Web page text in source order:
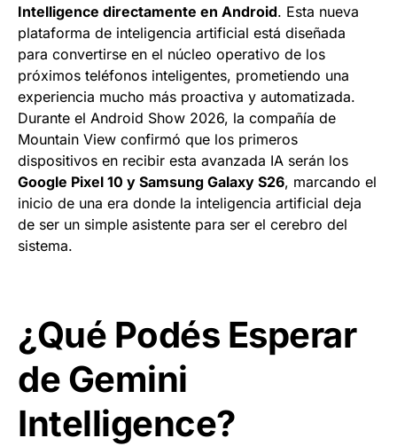
Intelligence directamente en Android. Esta nueva
plataforma de inteligencia artificial está diseñada
para convertirse en el núcleo operativo de los
próximos teléfonos inteligentes, prometiendo una
experiencia mucho más proactiva y automatizada.
Durante el Android Show 2026, la compañía de
Mountain View confirmó que los primeros
dispositivos en recibir esta avanzada IA serán los
Google Pixel 10 y Samsung Galaxy S26, marcando el
inicio de una era donde la inteligencia artificial deja
de ser un simple asistente para ser el cerebro del
sistema.
¿Qué Podés Esperar
de Gemini
Intelligence?